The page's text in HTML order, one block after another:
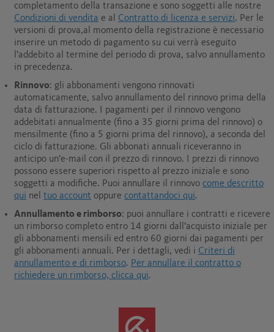
completamento della transazione e sono soggetti alle nostre
Condizioni di vendita e al Contratto di licenza e servizi. Per le
versioni di prova,al momento della registrazione è necessario
inserire un metodo di pagamento su cui verrà eseguito
l’addebito al termine del periodo di prova, salvo annullamento
in precedenza.
Rinnovo: gli abbonamenti vengono rinnovati
automaticamente, salvo annullamento del rinnovo prima della
data di fatturazione. I pagamenti per il rinnovo vengono
addebitati annualmente (fino a 35 giorni prima del rinnovo) o
mensilmente (fino a 5 giorni prima del rinnovo), a seconda del
ciclo di fatturazione. Gli abbonati annuali riceveranno in
anticipo un’e-mail con il prezzo di rinnovo. I prezzi di rinnovo
possono essere superiori rispetto al prezzo iniziale e sono
soggetti a modifiche. Puoi annullare il rinnovo come descritto
qui nel tuo account oppure contattandoci qui.
Annullamento e rimborso: puoi annullare i contratti e ricevere
un rimborso completo entro 14 giorni dall’acquisto iniziale per
gli abbonamenti mensili ed entro 60 giorni dai pagamenti per
gli abbonamenti annuali. Per i dettagli, vedi i Criteri di
annullamento e di rimborso. Per annullare il contratto o
richiedere un rimborso, clicca qui.